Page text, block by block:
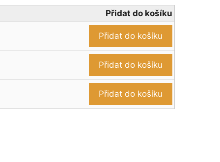
Přidat do košíku
Přidat do košíku
Přidat do košíku
Přidat do košíku